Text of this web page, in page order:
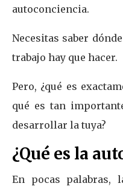
autoconciencia.
Necesitas saber
trabajo hay que hacer.
Pero, ¿qué es
qué es tan
desarrollar la tuya?
¿Qué es la
En pocas palabras,